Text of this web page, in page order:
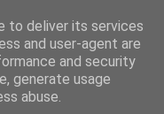
to deliver its services
and user-agent are
and security
generate usage
abuse.